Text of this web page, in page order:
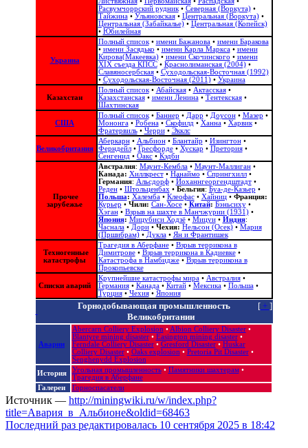
Расвумчоррский рудник• Северная (Воркута)•
Тайжина• Ульяновская• Центральная (Воркута)•
Центральная (Забайкалье)• Центральная (Копейск)
• Юбилейная
Украина
Полный список• имени Бажанова• имени Баракова
• имени Засядько • имени Карла Маркса• имени
Кирова(Макеевка)• имени Скочинского • имени
ХІХ съезда КПСС• Краснолиманская (2004)•
Славяносербская• Суходольская-Восточная (1992)
• Суходольская-Восточная (2011)• Украина
Казахстан
Полный список• Абайская• Актасская•
Казахстанская• имени Ленина• Тентекская•
Шахтинская
США
Полный список• Баннер • Дарр • Доусон• Мазер •
Мононга• Робена• Скофилд • Ханна• Харвик•
Фратервиль• Черри• Экклс
Великобритания
Аберкарн• Альбион‎• Блантайр • Изингтон•
Ферндейл• Гресфорде• Хускар • Претория•
Сенгенид • Оакс• Кэдби
Прочее
зарубежье
Австралия: Маунт-Кембла• Маунт-Маллиган•
Канада: Хиллкрест• Нанаймо • Спрингхилл•
Германия: Альсдорф• Йоханнгеоргендштадт•
Реден• Штольценбах • Бельгия: Буа-де-Казьер •
Польша: Халемба• Клеофас• Хайниц• Франция:
Курьер • Чили: Сан-Хосе• Китай: Бэньсиху•
Хэган• Взрыв на шахте в Манчжурии (1931)•
Япония: Мицубиси Ходзё• Мицуи• Индия:
Часнала• Дори• Чехия: Нельсон (Осек)• Мария
(Пршибрам)• Дукла• Ян и Франтишек
Техногенные
катастрофы
Трагедия в Аберфане• Взрыв террикона в
Димитрове• Взрыв террикона в Кадиевке•
Катастрофа в Намбидже• Взрыв террикона в
Прокопьевске
Списки аварий
Крупнейшие катастрофы мира• Австралия•
Германия• Канада• Китай• Мексика• Польша•
Турция• Чехия• Япония
[+ ]
Горнодобывающая промышленность
Великобритании
Аварии
Abercarn Colliery Explosion‎ • Albion Colliery Disaster‎•
Blantyre mining disaster• Easington mining disaster•
Ferndale Colliery Disaster• Gresford Disaster• Huskar
Colliery Disaster• Oaks explosion • Pretoria Pit Disaster•
Senghenydd Explosion
История
Угольная промышленность• Памятники шахтерам•
Трагедия в Аберфане
Галереи
Горноспасатели
Источник — http://miningwiki.ru/w/index.php?
title=Авария_в_Альбионе&oldid=68463
Последний раз редактировалась 10 сентября 2025 в 18:42